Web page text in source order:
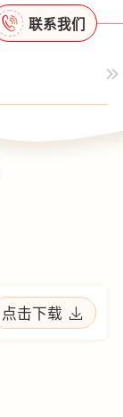
联系我们
点击下载